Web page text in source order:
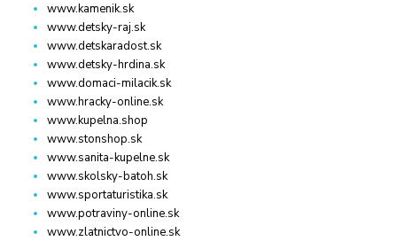
www.kamenik.sk
www.detsky-raj.sk
www.detskaradost.sk
www.detsky-hrdina.sk
www.domaci-milacik.sk
www.hracky-online.sk
www.kupelna.shop
www.stonshop.sk
www.sanita-kupelne.sk
www.skolsky-batoh.sk
www.sportaturistika.sk
www.potraviny-online.sk
www.zlatnictvo-online.sk